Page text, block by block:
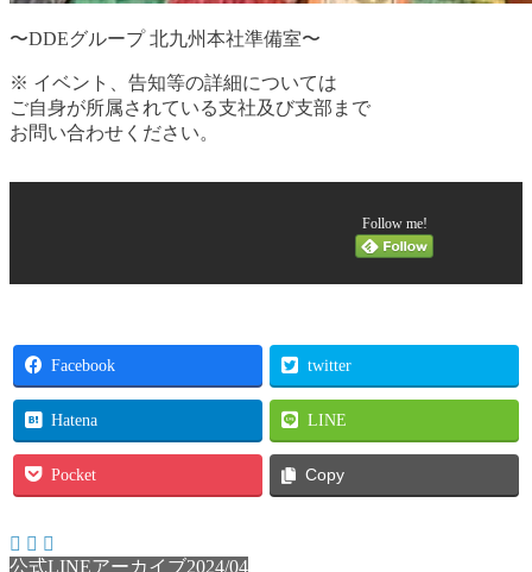
〜DDEグループ 北九州本社準備室〜
※ イベント、告知等の詳細については
ご自身が所属されている支社及び支部まで
お問い合わせください。
Follow me!
Facebook twitter
Hatena LINE
Pocket Copy
公式LINEアーカイブ2024/04